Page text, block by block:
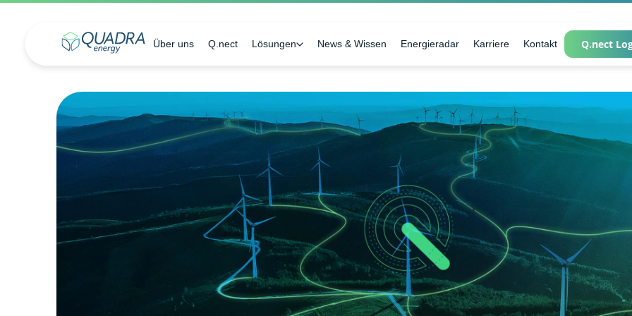
Über uns Q.nect Lösungen News & Wissen Energieradar Karriere Kontakt Q.nect